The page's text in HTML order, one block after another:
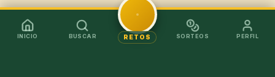
INICIO BUSCAR RETOS SORTEOS PERFIL